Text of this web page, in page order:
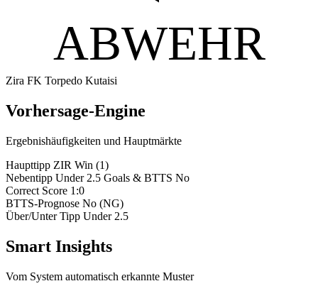
ABWEHR
Zira FK Torpedo Kutaisi
Vorhersage-Engine
Ergebnishäufigkeiten und Hauptmärkte
Haupttipp ZIR Win (1)
Nebentipp Under 2.5 Goals & BTTS No
Correct Score 1:0
BTTS-Prognose No (NG)
Über/Unter Tipp Under 2.5
Smart Insights
Vom System automatisch erkannte Muster